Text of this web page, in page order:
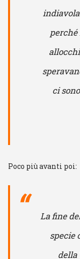
perché
ci
Poco più avanti poi:
La fine
specie
della